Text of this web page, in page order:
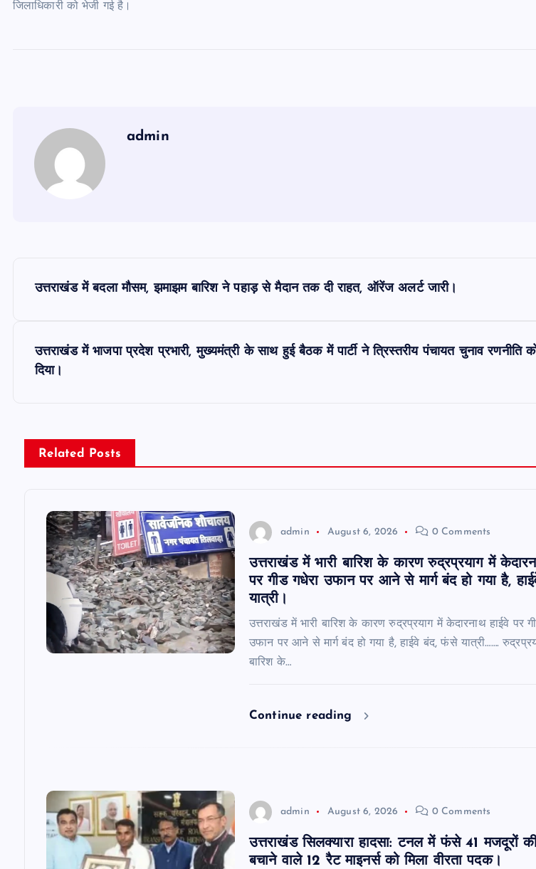
जिलाधिकारी को भेजी गई है।
admin
n
a
उत्तराखंड में बदला मौसम, झमाझम बारिश ने पहाड़ से मैदान तक दी राहत, ऑरेंज अलर्ट जारी।
उत्तराखंड में भाजपा प्रदेश प्रभारी, मुख्यमंत्री के साथ हुई बैठक में पार्टी ने त्रिस्तरीय पंचायत चुनाव रणनीति
दिया।
Related Posts
admin August 6, 2026 0 Comments
उत्तराखंड में भारी बारिश के कारण रुद्रप्रयाग में
पर गीड गधेरा उफान पर आने से मार्ग बंद हो गया है,
यात्री।
उत्तराखंड में भारी बारिश के कारण रुद्रप्रयाग में केदारनाथ हाईवे पर
उफान पर आने से मार्ग बंद हो गया है, हाईवे बंद, फंसे यात्री…….
बारिश के…
Continue reading
admin August 6, 2026 0 Comments
उत्तराखंड सिलक्यारा हादसा: टनल में फंसे 41 मजदूरों
बचाने वाले 12 रैट माइनर्स को मिला वीरता पदक।